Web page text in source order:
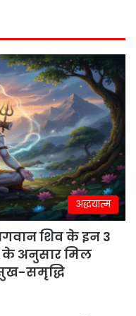
अद्धयात्म
शिव के इन 3
के अनुसार मिल
समृद्धि